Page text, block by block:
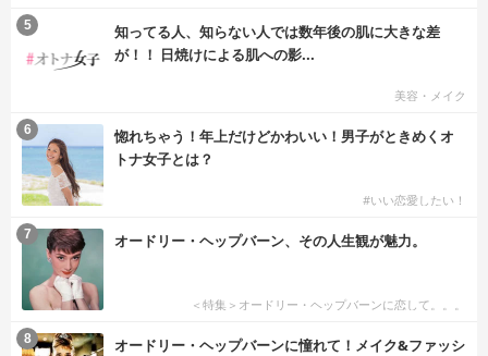
知ってる人、知らない人では数年後の肌に大きな差
が！！ 日焼けによる肌への影...
美容・メイク
5
惚れちゃう！年上だけどかわいい！男子がときめくオ
トナ女子とは？
#いい恋愛したい！
6
オードリー・ヘップバーン、その人生観が魅力。
＜特集＞オードリー・ヘップバーンに恋して。。。
7
オードリー・ヘップバーンに憧れて！メイク&ファッシ
8